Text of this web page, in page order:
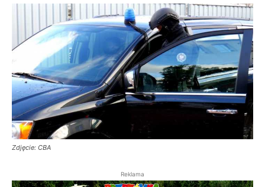
Zdjęcie: CBA
Reklama